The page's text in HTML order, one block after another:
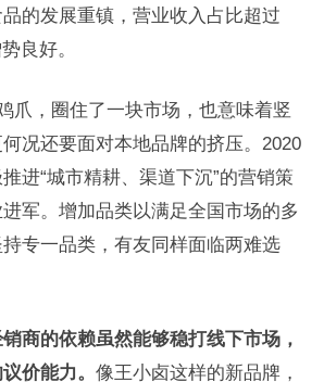
的发展重镇，营业收入占比超过
良好。
爪，圈住了一块市场，也意味着竖
况还要面对本地品牌的挤压。2020
进“城市精耕、渠道下沉”的营销策
军。增加品类以满足全国市场的多
专一品类，有友同样面临两难选
商的依赖虽然能够稳打线下市场，
价能力。 像王小卤这样的新品牌，